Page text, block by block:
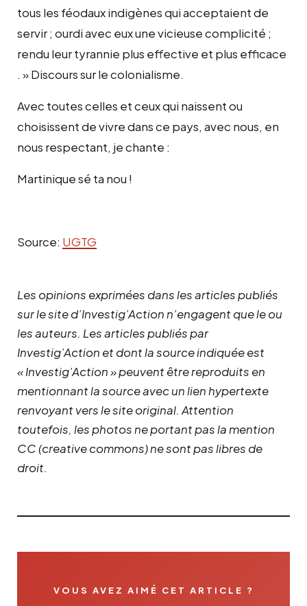
tous les féodaux indigènes qui acceptaient de
servir ; ourdi avec eux une vicieuse complicité ;
rendu leur tyrannie plus effective et plus efficace
. » Discours sur le colonialisme.
Avec toutes celles et ceux qui naissent ou
choisissent de vivre dans ce pays, avec nous, en
nous respectant, je chante :
Martinique sé ta nou !
Source: UGTG
Les opinions exprimées dans les articles publiés
sur le site d’Investig’Action n’engagent que le ou
les auteurs. Les articles publiés par
Investig’Action et dont la source indiquée est
« Investig’Action » peuvent être reproduits en
mentionnant la source avec un lien hypertexte
renvoyant vers le site original. Attention
toutefois, les photos ne portant pas la mention
CC (creative commons) ne sont pas libres de
droit.
VOUS AVEZ AIMÉ CET ARTICLE ?